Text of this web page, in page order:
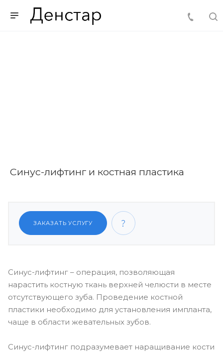
Синус-лифтинг и костная пластика
ЗАКАЗАТЬ УСЛУГУ
Синус-лифтинг – операция, позволяющая
нарастить костную ткань верхней челюсти в месте
отсутствующего зуба. Проведение костной
пластики необходимо для установления импланта,
чаще в области жевательных зубов.
Синус-лифтинг подразумевает наращивание кости